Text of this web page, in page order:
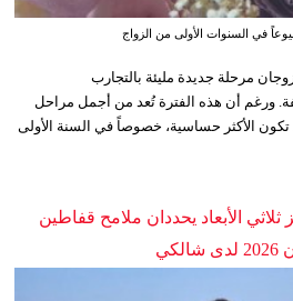
في السنوات الأولى من الزواج
مرحلة جديدة مليئة بالتجارب
ورغم أن هذه الفترة تُعد من أجمل مراحل
تكون الأكثر حساسية، خصوصاً في السنة الأولى
ثلاثي الأبعاد يحددان ملامح قفاطين